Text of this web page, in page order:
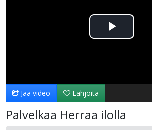
Toista
Jaa video Lahjoita
Palvelkaa Herraa ilolla